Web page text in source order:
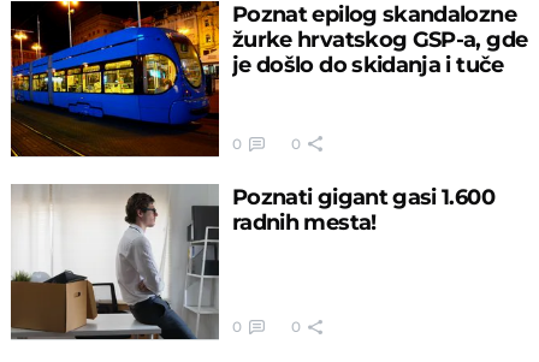
Poznat epilog skandalozne
žurke hrvatskog GSP-a, gde
je došlo do skidanja i tuče
0 0
Poznati gigant gasi 1.600
radnih mesta!
0 0